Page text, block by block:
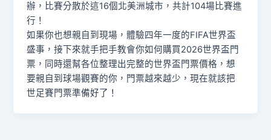
辦，比賽分散於這16個北美洲城市，共計104場比賽進
行！
如果你也想親自到現場，體驗四年一度的FIFA世界盃
盛事，接下來就手把手教會你如何購買2026世界盃門
票，同時還幫各位整理出完整的世界盃門票價格，想
要親自到球場觀賽的你，門票越來越少，現在就該把
世足賽門票準備好了！